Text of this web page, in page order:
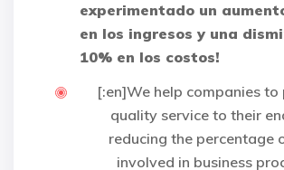
experimentado un
en los ingresos y una
10% en los costos!
[:en]We help companies to
quality service to their
reducing the percentage
involved in business